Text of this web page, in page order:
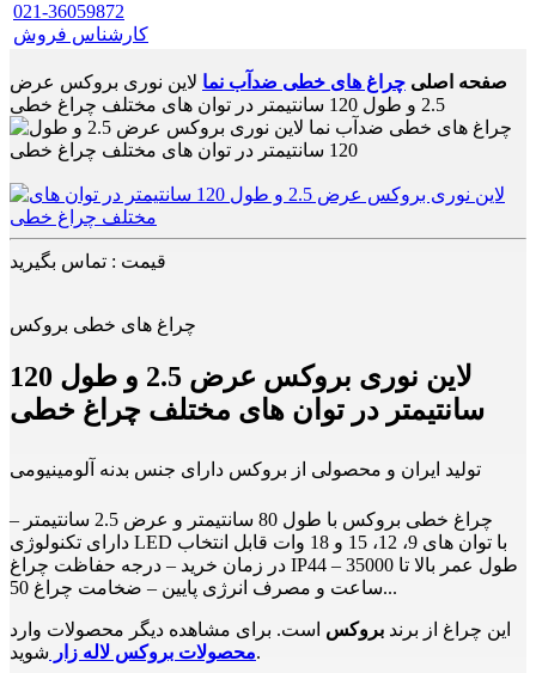
021-36059872
کارشناس فروش
صفحه اصلی چراغ های خطی ضدآب نما لاین نوری بروکس عرض
2.5 و طول 120 سانتیمتر در توان های مختلف چراغ خطی
قیمت : تماس بگیرید
چراغ های خطی بروکس
لاین نوری بروکس عرض 2.5 و طول 120
سانتیمتر در توان های مختلف چراغ خطی
تولید ایران و محصولی از بروکس دارای جنس بدنه آلومینیومی
چراغ خطی بروکس با طول 80 سانتیمتر و عرض 2.5 سانتیمتر –
دارای تکنولوژی LED با توان های 9، 12، 15 و 18 وات قابل انتخاب
در زمان خرید – درجه حفاظت چراغ IP44 – طول عمر بالا تا 35000
ساعت و مصرف انرژی پایین – ضخامت چراغ 50...
این چراغ از برند بروکس است. برای مشاهده دیگر محصولات وارد
محصولات بروکس لاله زارشوید.